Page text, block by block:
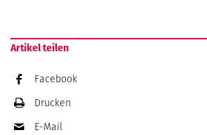
Artikel teilen
Facebook
Drucken
E-Mail